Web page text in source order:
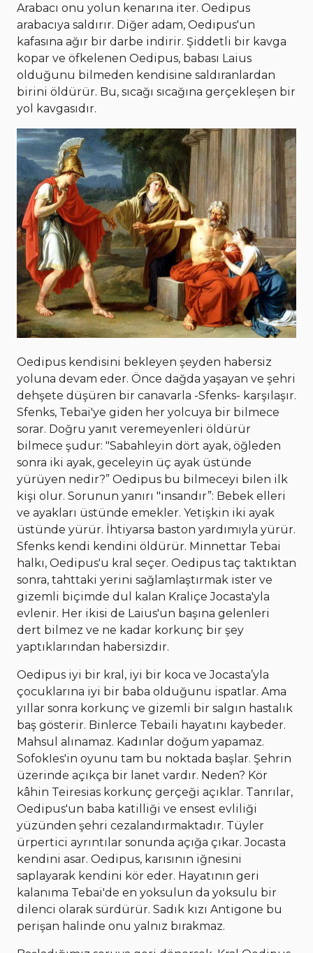
Arabacı onu yolun kenarına iter. Oedipus
arabacıya saldırır. Diğer adam, Oedipus'un
kafasına ağır bir darbe indirir. Şiddetli bir kavga
kopar ve öfkelenen Oedipus, babası Laius
olduğunu bilmeden kendisine saldıranlardan
birini öldürür. Bu, sıcağı sıcağına gerçekleşen bir
yol kavgasıdır.
Oedipus kendisini bekleyen şeyden habersiz
yoluna devam eder. Önce dağda yaşayan ve şehri
dehşete düşüren bir canavarla -Sfenks- karşılaşır.
Sfenks, Tebai'ye giden her yolcuya bir bilmece
sorar. Doğru yanıt veremeyenleri öldürür
bilmece şudur: "Sabahleyin dört ayak, öğleden
sonra iki ayak, geceleyin üç ayak üstünde
yürüyen nedir?” Oedipus bu bilmeceyi bilen ilk
kişi olur. Sorunun yanırı "insandır”: Bebek elleri
ve ayakları üstünde emekler. Yetişkin iki ayak
üstünde yürür. İhtiyarsa baston yardımıyla yürür.
Sfenks kendi kendini öldürür. Minnettar Tebai
halkı, Oedipus'u kral seçer. Oedipus taç taktıktan
sonra, tahttaki yerini sağlamlaştırmak ister ve
gizemli biçimde dul kalan Kraliçe Jocasta'yla
evlenir. Her ikisi de Laius'un başına gelenleri
dert bilmez ve ne kadar korkunç bir şey
yaptıklarından habersizdir.
Oedipus iyi bir kral, iyi bir koca ve Jocasta’yla
çocuklarına iyi bir baba olduğunu ispatlar. Ama
yıllar sonra korkunç ve gizemli bir salgın hastalık
baş gösterir. Binlerce Tebaili hayatını kaybeder.
Mahsul alınamaz. Kadınlar doğum yapamaz.
SofokIes'in oyunu tam bu noktada başlar. Şehrin
üzerinde açıkça bir lanet vardır. Neden? Kör
kâhin Teiresias korkunç gerçeği açıklar. Tanrılar,
Oedipus'un baba katilliği ve ensest evliliği
yüzünden şehri cezalandırmaktadır. Tüyler
ürpertici ayrıntılar sonunda açığa çıkar. Jocasta
kendini asar. Oedipus, karısının iğnesini
saplayarak kendini kör eder. Hayatının geri
kalanıma Tebai'de en yoksulun da yoksulu bir
dilenci olarak sürdürür. Sadık kızı Antigone bu
perişan halinde onu yalnız bırakmaz.